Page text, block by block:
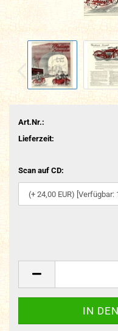
Art.Nr.:
Lieferzeit:
Scan auf CD: